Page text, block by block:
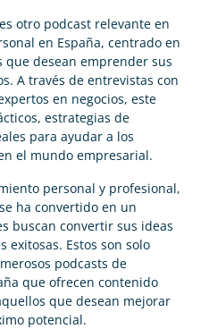
otro podcast relevante en
en España, centrado en
desean emprender sus
A través de entrevistas con
en negocios, este
estrategias de
para ayudar a los
el mundo empresarial.
personal y profesional,
ha convertido en un
buscan convertir sus ideas
exitosas. Estos son solo
podcasts de
que ofrecen contenido
que desean mejorar
potencial.